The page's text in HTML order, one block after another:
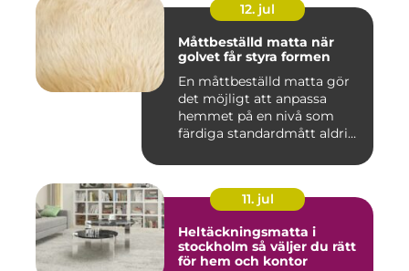
12. jul
Måttbeställd matta när
golvet får styra formen
En måttbeställd matta gör
det möjligt att anpassa
hemmet på en nivå som
färdiga standardmått aldrig
11. jul
Heltäckningsmatta i
stockholm så väljer du rätt
för hem och kontor